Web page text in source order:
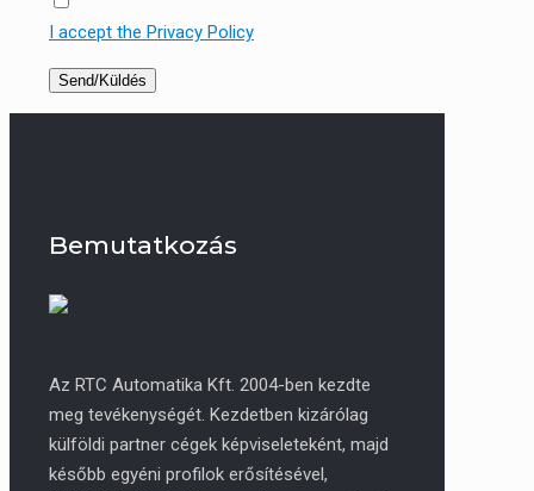
I accept the Privacy Policy
Bemutatkozás
Az RTC Automatika Kft. 2004-ben kezdte
meg tevékenységét. Kezdetben kizárólag
külföldi partner cégek képviseleteként, majd
később egyéni profilok erősítésével,